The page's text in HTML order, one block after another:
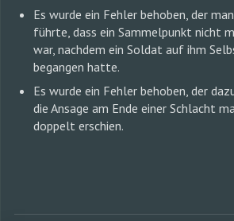
Es wurde ein Fehler behoben, der
führte, dass ein Sammelpunkt nicht
war, nachdem ein Soldat auf ihm
begangen hatte.
Es wurde ein Fehler behoben, der
die Ansage am Ende einer Schlacht
doppelt erschien.